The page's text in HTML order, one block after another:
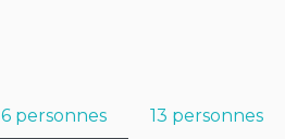
6 personnes
13 personnes